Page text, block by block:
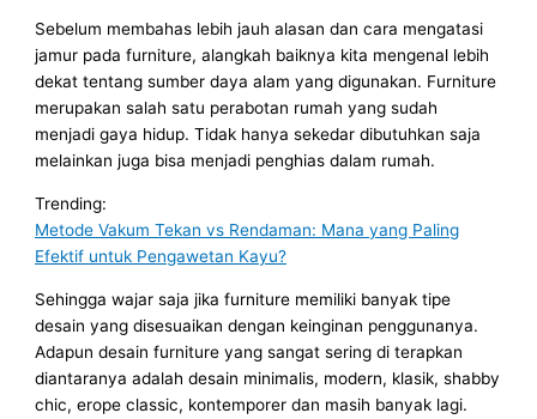
Sebelum membahas lebih jauh alasan dan cara mengatasi
jamur pada furniture, alangkah baiknya kita mengenal lebih
dekat tentang sumber daya alam yang digunakan. Furniture
merupakan salah satu perabotan rumah yang sudah
menjadi gaya hidup. Tidak hanya sekedar dibutuhkan saja
melainkan juga bisa menjadi penghias dalam rumah.
Trending:
Metode Vakum Tekan vs Rendaman: Mana yang Paling
Efektif untuk Pengawetan Kayu?
Sehingga wajar saja jika furniture memiliki banyak tipe
desain yang disesuaikan dengan keinginan penggunanya.
Adapun desain furniture yang sangat sering di terapkan
diantaranya adalah desain minimalis, modern, klasik, shabby
chic, erope classic, kontemporer dan masih banyak lagi.